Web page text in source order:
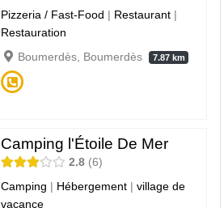
Pizzeria / Fast-Food | Restaurant |
Restauration
Boumerdès, Boumerdès
7.87 km
Camping l'Étoile De Mer
2.8 6
Camping | Hébergement |village de
vacance